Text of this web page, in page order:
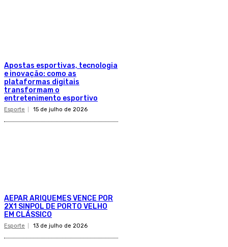
Apostas esportivas, tecnologia
e inovação: como as
plataformas digitais
transformam o
entretenimento esportivo
Esporte 15 de julho de 2026
AEPAR ARIQUEMES VENCE POR
2X1 SINPOL DE PORTO VELHO
EM CLÁSSICO
Esporte 13 de julho de 2026